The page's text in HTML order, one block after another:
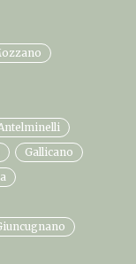
Gallicano